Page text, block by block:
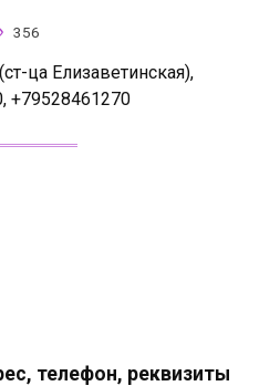
356
ца Елизаветинская),
+79528461270
телефон, реквизиты